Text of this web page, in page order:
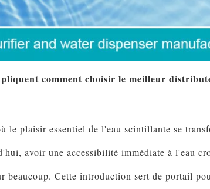
comment choisir le meilleur
le plaisir essentiel de l'eau scintillante se
avoir une accessibilité immédiate à l'eau
beaucoup. Cette introduction sert de portail